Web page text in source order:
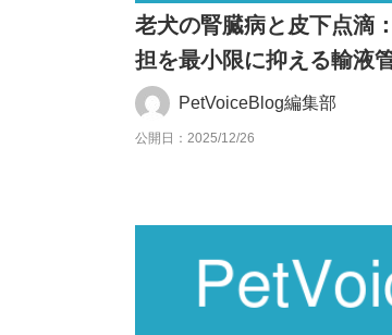
老犬の腎臓病と皮下点滴
担を最小限に抑える輸液
PetVoiceBlog編集部
公開日：2025/12/26